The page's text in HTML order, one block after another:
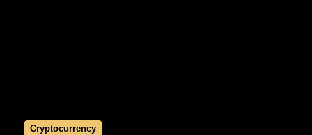
Cryptocurrency